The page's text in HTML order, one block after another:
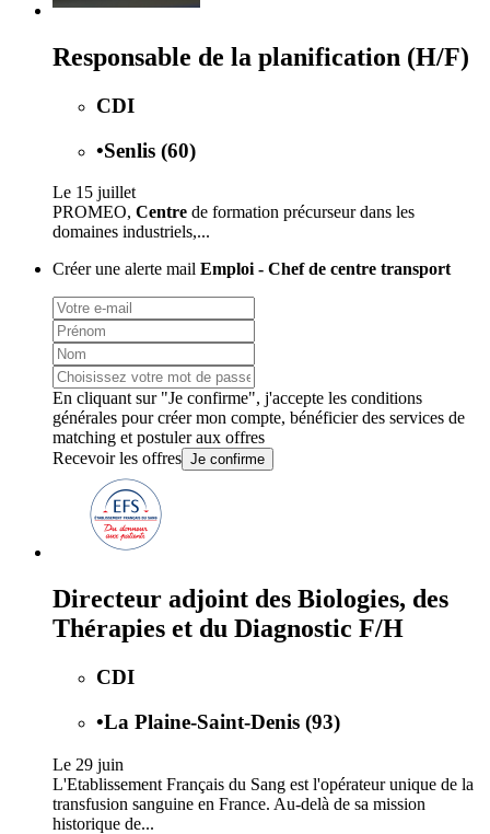
Responsable de la planification (H/F)
CDI
•Senlis (60)
Le 15 juillet
PROMEO, Centre de formation précurseur dans les
domaines industriels,...
Créer une alerte mail Emploi - Chef de centre transport
En cliquant sur "Je confirme", j'accepte les conditions
générales pour créer mon compte, bénéficier des services de
matching et postuler aux offres
Recevoir les offres Je confirme
Directeur adjoint des Biologies, des
Thérapies et du Diagnostic F/H
CDI
•La Plaine-Saint-Denis (93)
Le 29 juin
L'Etablissement Français du Sang est l'opérateur unique de la
transfusion sanguine en France. Au-delà de sa mission
historique de...